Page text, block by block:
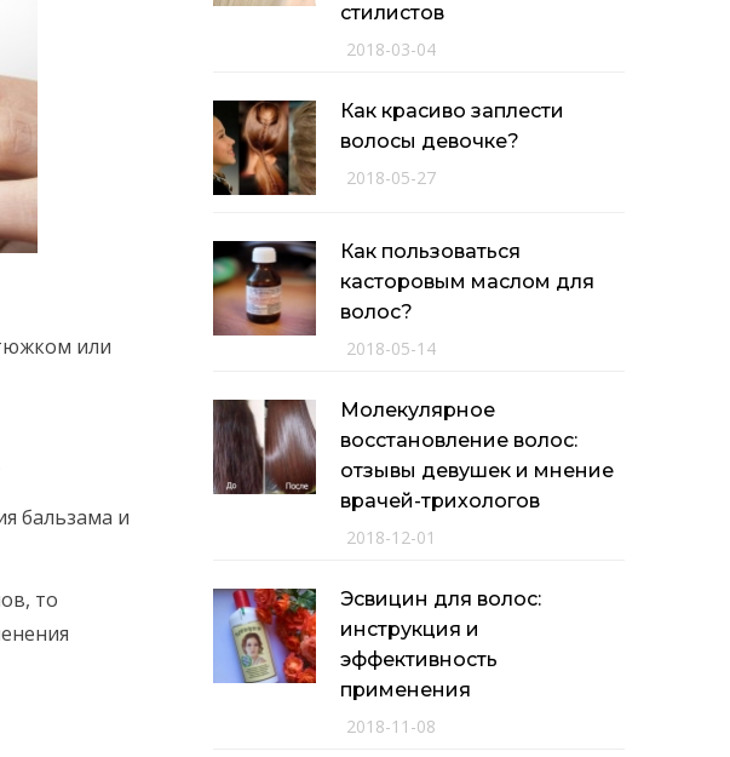
или
бальзама и
то
стилистов
2018-03-04
Как красиво заплести
волосы девочке?
2018-05-27
Как пользоваться
касторовым маслом для
волос?
2018-05-14
Молекулярное
восстановление волос:
отзывы девушек и мнение
врачей-трихологов
2018-12-01
Эсвицин для волос:
инструкция и
эффективность
применения
2018-11-08